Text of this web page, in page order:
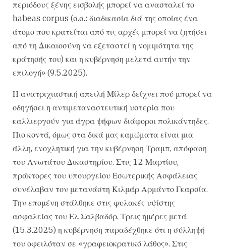
περιόδους ξένης εισβολής μπορεί να ανασταλεί το
habeas corpus (σ.σ.: διαδικασία διά της οποίας ένα
άτομο που κρατείται από τις αρχές μπορεί να ζητήσει
από τη Δικαιοσύνη να εξεταστεί η νομιμότητα της
κράτησής του) και η κυβέρνηση μελετά αυτήν την
επιλογή» (9.5.2025).
Η ανατριχιαστική απειλή Μίλερ δείχνει πού μπορεί να
οδηγήσει η αντιμεταναστευτική υστερία που
καλλιεργούν για άγρα ψήφων διάφοροι πολικάντηδες.
Πιο κοντά, όμως στα δικά μας καμώματα είναι μια
άλλη, ενοχλητική για την κυβέρνηση Τραμπ, απόφαση
του Ανωτάτου Δικαστηρίου. Στις 12 Μαρτίου,
πράκτορες του υπουργείου Εσωτερικής Ασφάλειας
συνέλαβαν τον μετανάστη Κιλμάρ Αρμάντο Γκαρσία.
Την επομένη στάλθηκε στις φυλακές υψίστης
ασφαλείας του Ελ Σαλβαδόρ. Τρεις ημέρες μετά
(15.3.2025) η κυβέρνηση παραδέχθηκε ότι η σύλληψή
του οφειλόταν σε «γραφειοκρατικό λάθος». Στις